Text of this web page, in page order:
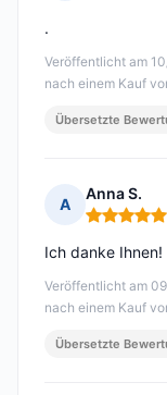
Veröffentlicht am
nach einem Kauf
.
Übersetzte
A
Anna S.
Hinweis: 5
Veröffentlicht am
nach einem Kauf
Ich danke
Übersetzte